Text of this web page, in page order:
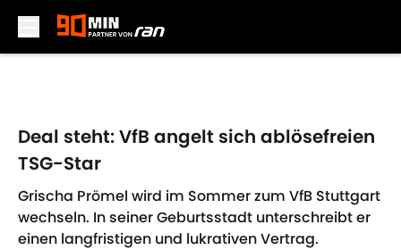
Deal steht: VfB angelt sich ablösefreien
TSG-Star
Grischa Prömel wird im Sommer zum VfB Stuttgart
wechseln. In seiner Geburtsstadt unterschreibt er
einen langfristigen und lukrativen Vertrag.